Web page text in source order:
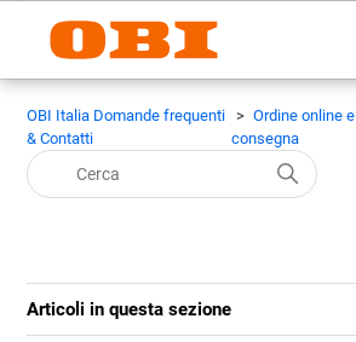
OBI Italia Domande frequenti
& Contatti
Ordine online e
consegna
Articoli in questa sezione